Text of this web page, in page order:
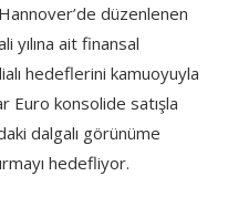
düzenlenen
yılına ait finansal
hedeflerini kamuoyuyla
Euro konsolide satışla
dalgalı görünüme
hedefliyor.